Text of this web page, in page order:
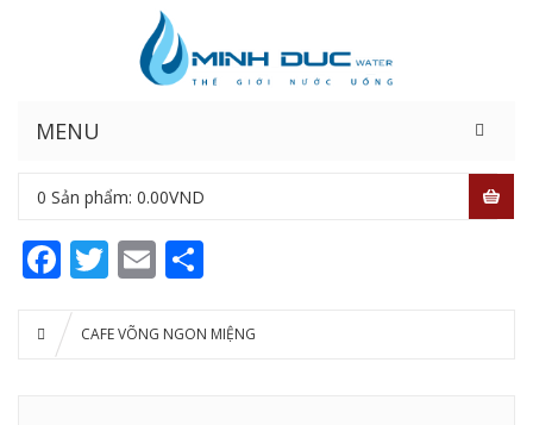
MENU
0 Sản phẩm: 0.00VND
Facebook
Twitter
Email
CAFE VÕNG NGON MIỆNG